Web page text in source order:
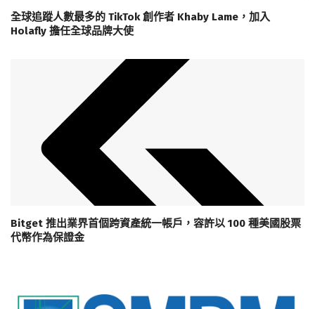
全球追蹤人數最多的 TikTok 創作者 Khaby Lame，加入
Holafly 擔任全球品牌大使
Bitget 推出業界首個跨資產統一帳戶，容許以 100 種美國股票
代幣作為保證金